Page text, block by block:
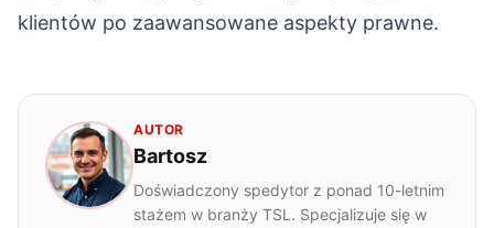
klientów po zaawansowane aspekty prawne.
AUTOR
Bartosz
Doświadczony spedytor z ponad 10-letnim
stażem w branży TSL. Specjalizuje się w